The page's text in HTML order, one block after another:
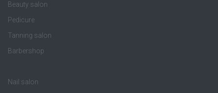
Beauty salon
Pedicure
Tanning salon
Barbershop
Nail salon